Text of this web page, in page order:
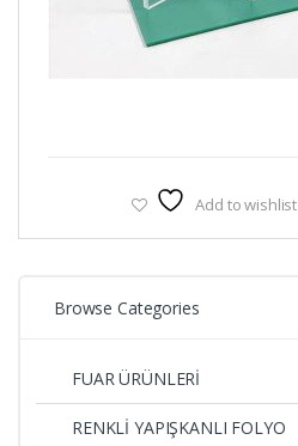
Add to wishlist
Browse Categories
FUAR ÜRÜNLERİ
RENKLİ YAPIŞKANLI FOLYO